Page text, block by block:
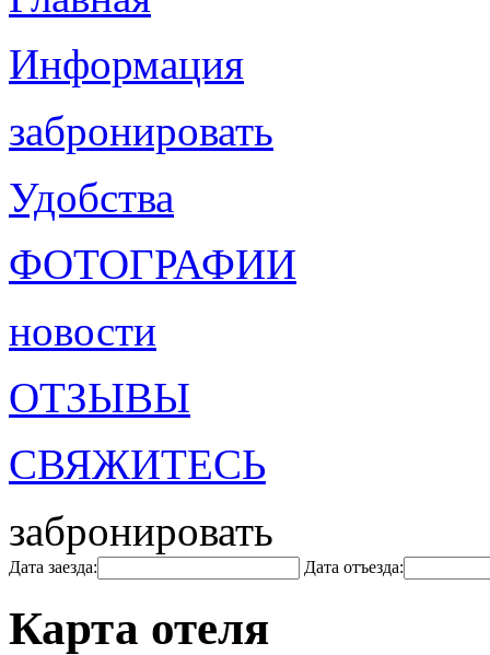
Информация
забронировать
Удобства
ФОТОГРАФИИ
новости
ОТЗЫВЫ
СВЯЖИТЕСЬ
забронировать
Дата заезда: Дата отъезда:
Карта отеля